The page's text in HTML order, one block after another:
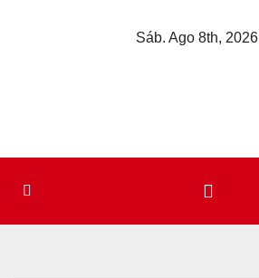
Sáb. Ago 8th, 2026